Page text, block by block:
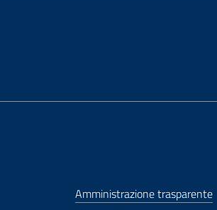
Amministrazione trasparente